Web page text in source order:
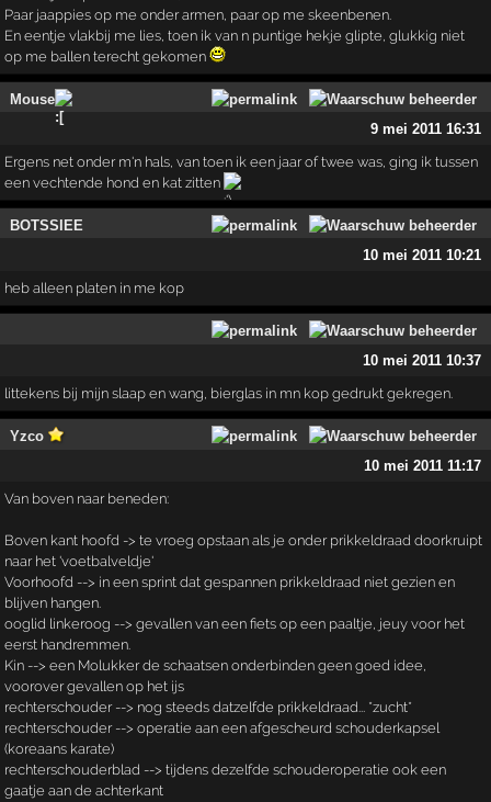
Paar jaappies op me onder armen, paar op me skeenbenen.
En eentje vlakbij me lies, toen ik van n puntige hekje glipte, glukkig niet
op me ballen terecht gekomen
Mouse
9 mei 2011 16:31
Ergens net onder m'n hals, van toen ik een jaar of twee was, ging ik tussen
een vechtende hond en kat zitten
BOTSSIEE
10 mei 2011 10:21
heb alleen platen in me kop
10 mei 2011 10:37
littekens bij mijn slaap en wang, bierglas in mn kop gedrukt gekregen.
Yzco
10 mei 2011 11:17
Van boven naar beneden:
Boven kant hoofd -> te vroeg opstaan als je onder prikkeldraad doorkruipt
naar het 'voetbalveldje'
Voorhoofd --> in een sprint dat gespannen prikkeldraad niet gezien en
blijven hangen.
ooglid linkeroog --> gevallen van een fiets op een paaltje, jeuy voor het
eerst handremmen.
Kin --> een Molukker de schaatsen onderbinden geen goed idee,
voorover gevallen op het ijs
rechterschouder --> nog steeds datzelfde prikkeldraad... *zucht*
rechterschouder --> operatie aan een afgescheurd schouderkapsel
(koreaans karate)
rechterschouderblad --> tijdens dezelfde schouderoperatie ook een
gaatje aan de achterkant